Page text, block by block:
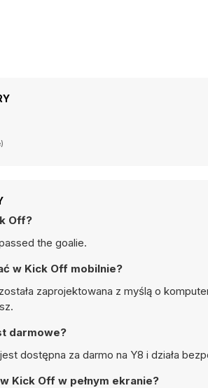
Off?
the goalie.
w Kick Off mobilnie?
zaprojektowana z myślą o
darmowe?
dostępna za darmo na Y8 i działa
Kick Off w pełnym ekranie?